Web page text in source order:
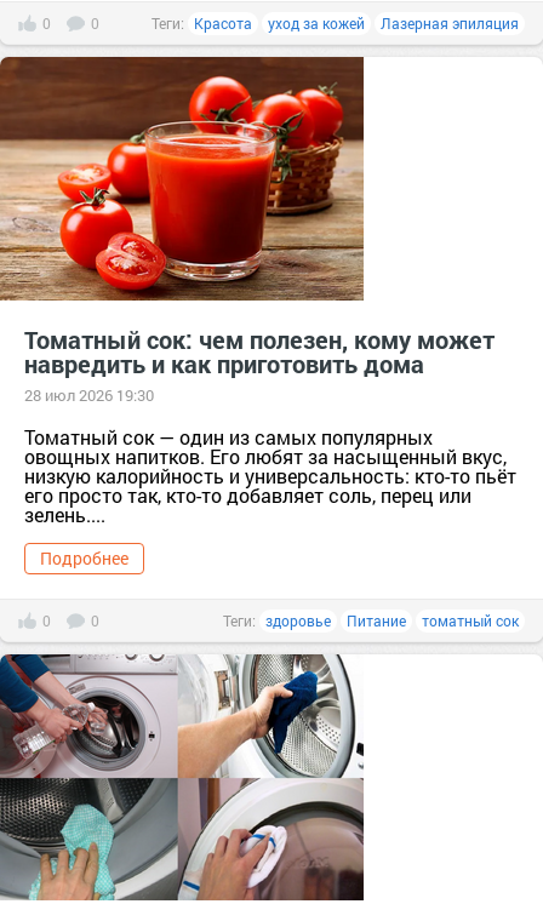
0 0 Теги: Красота уход за кожей Лазерная эпиляция
Томатный сок: чем полезен, кому может
навредить и как приготовить дома
28 июл 2026 19:30
Томатный сок — один из самых популярных
овощных напитков. Его любят за насыщенный вкус,
низкую калорийность и универсальность: кто-то пьёт
его просто так, кто-то добавляет соль, перец или
зелень....
Подробнее
0 0 Теги: здоровье Питание томатный сок